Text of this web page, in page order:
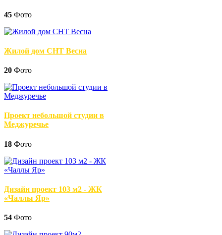
45 Фото
Жилой дом СНТ Весна
20 Фото
Проект небольшой студии в
Меджуречье
18 Фото
Дизайн проект 103 м2 - ЖК
«Чаллы Яр»
54 Фото